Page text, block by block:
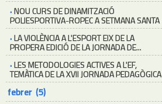
·NOU CURS DE DINAMITZACIÓ
POLIESPORTIVA-ROPEC A SETMANA SANTA
·LA VIOLÈNCIA A L'ESPORT EIX DE LA
PROPERA EDICIÓ DE LA JORNADA DE...
·LES METODOLOGIES ACTIVES A L'EF,
TEMÀTICA DE LA XVII JORNADA PEDAGÒGICA
febrer (5)